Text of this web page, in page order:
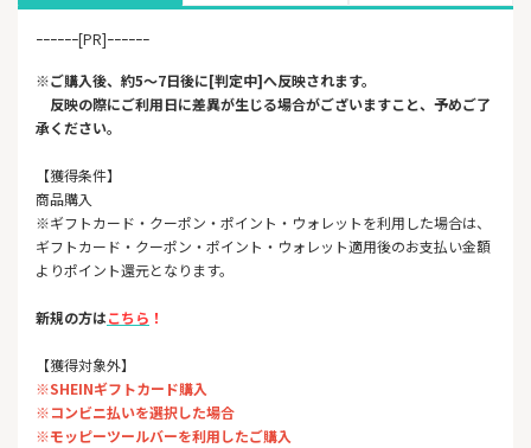
ｰｰｰｰｰｰ[PR]ｰｰｰｰｰｰ
※ご購入後、約5～7日後に[判定中]へ反映されます。
反映の際にご利用日に差異が生じる場合がございますこと、予めご了
承ください。
【獲得条件】
商品購入
※ギフトカード・クーポン・ポイント・ウォレットを利用した場合は、
ギフトカード・クーポン・ポイント・ウォレット適用後のお支払い金額
よりポイント還元となります。
新規の方はこちら ！
【獲得対象外】
※SHEINギフトカード購入
※コンビニ払いを選択した場合
※モッピーツールバーを利用したご購入